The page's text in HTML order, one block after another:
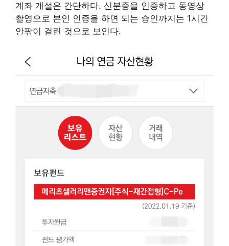
계좌 개설은 간단하다. 신분증을 인증하고 동영상
촬영으로 본인 인증을 하면 되는 승인까지는 1시간
안팎이 걸린 것으로 보인다.